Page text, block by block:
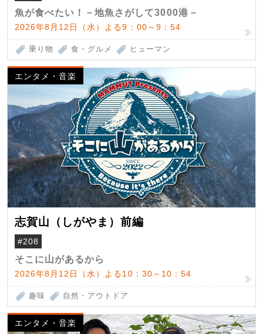
魚が食べたい！－地魚さがして3000港－
2026年8月12日（水）よる9：00～9：54
乗り物 食・グルメ ヒューマン
エンタメ・音楽
志賀山（しがやま）前編
#208
そこに山があるから
2026年8月12日（水）よる10：30～10：54
趣味 自然・アウトドア
エンタメ・音楽